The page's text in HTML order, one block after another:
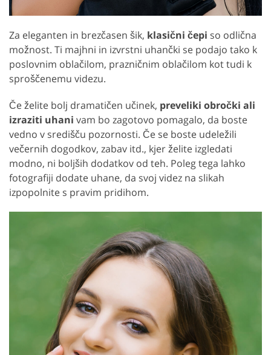
Za eleganten in brezčasen šik, klasični čepi so odlična
možnost. Ti majhni in izvrstni uhančki se podajo tako k
poslovnim oblačilom, prazničnim oblačilom kot tudi k
sproščenemu videzu.
Če želite bolj dramatičen učinek, preveliki obročki ali
izraziti uhani vam bo zagotovo pomagalo, da boste
vedno v središču pozornosti. Če se boste udeležili
večernih dogodkov, zabav itd., kjer želite izgledati
modno, ni boljših dodatkov od teh. Poleg tega lahko
fotografiji dodate uhane, da svoj videz na slikah
izpopolnite s pravim pridihom.